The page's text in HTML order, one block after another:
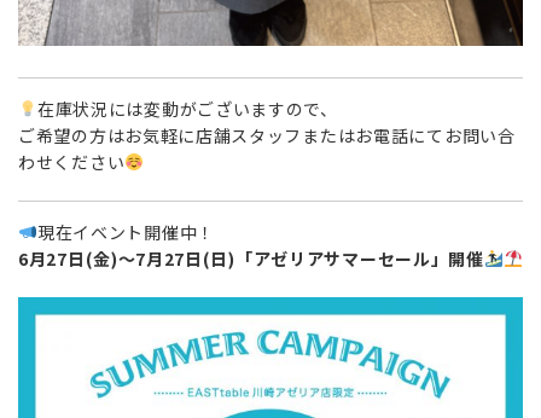
在庫状況には変動がございますので、
ご希望の方はお気軽に店舗スタッフまたはお電話にてお問い合
わせください
現在イベント開催中！
6月27日(金)〜7月27日(日)「アゼリアサマーセール」開催